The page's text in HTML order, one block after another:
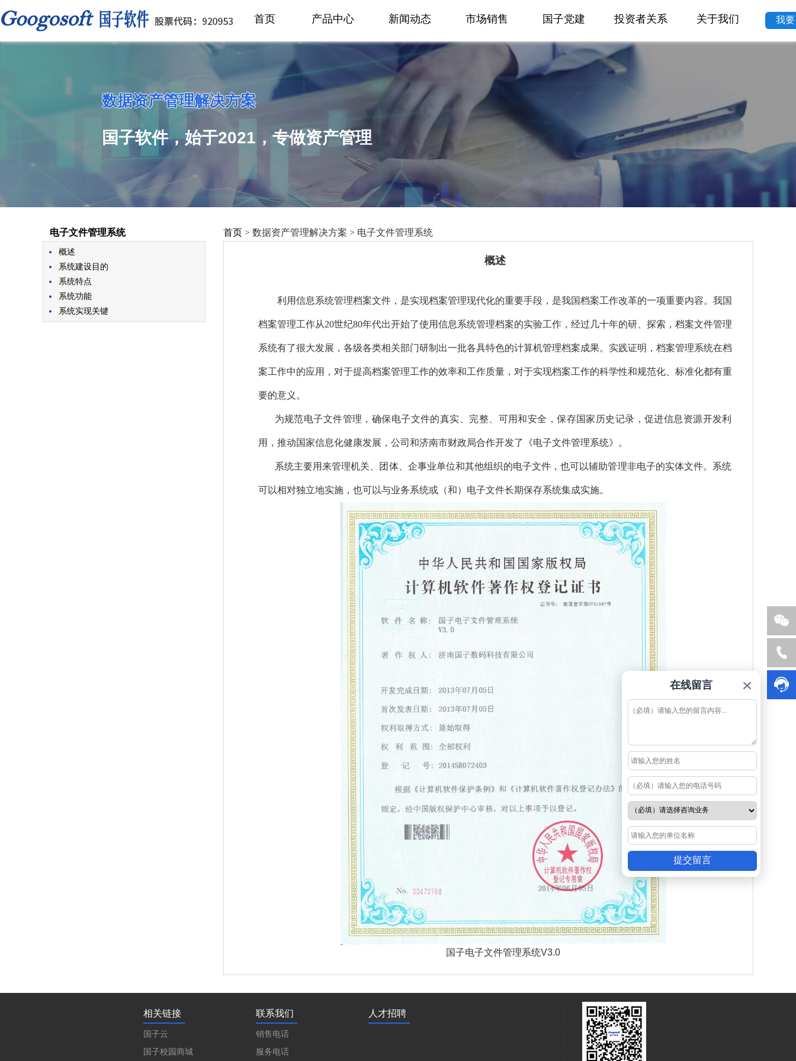
首页 产品中心 新闻动态 市场销售 国子党建 投资者关系 关于我们 我
数据资产管理解决方案
国子软件，始于2021，专做资产管理
电子文件管理系统
概述
系统建设目的
系统特点
系统功能
系统实现关键
首页 > 数据资产管理解决方案 > 电子文件管理系统
概述
利用信息系统管理档案文件，是实现档案管理现代化的重要手段，是我国档案工作改革的一项重要内容。我国
档案管理工作从20世纪80年代出开始了使用信息系统管理档案的实验工作，经过几十年的研、探索，档案文件管理
系统有了很大发展，各级各类相关部门研制出一批各具特色的计算机管理档案成果。实践证明，档案管理系统在档
案工作中的应用，对于提高档案管理工作的效率和工作质量，对于实现档案工作的科学性和规范化、标准化都有重
要的意义。
为规范电子文件管理，确保电子文件的真实、完整、可用和安全，保存国家历史记录，促进信息资源开发利
用，推动国家信息化健康发展，公司和济南市财政局合作开发了《电子文件管理系统》。
系统主要用来管理机关、团体、企事业单位和其他组织的电子文件，也可以辅助管理非电子的实体文件。系统
可以相对独立地实施，也可以与业务系统或（和）电子文件长期保存系统集成实施。
国子电子文件管理系统V3.0
相关链接
国子云
国子校园商城
联系我们
销售电话
服务电话
人才招聘
方公众
号
销
服
在线留言
提交留言